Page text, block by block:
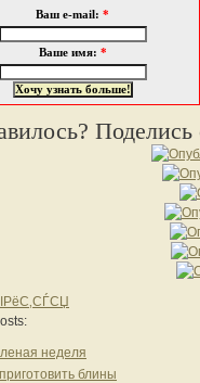
Ваш e-mail: *
Ваше имя: *
Поделись
неделя
блины